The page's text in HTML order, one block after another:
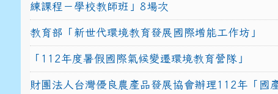
練課程－學校教師班」8場次
教育部「新世代環境教育發展國際增能工作坊」
「112年度暑假國際氣候變遷環境教育營隊」
財團法人台灣優良農產品發展協會辦理112年「國